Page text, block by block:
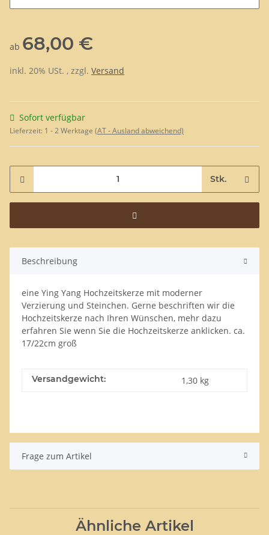
ab 68,00 €
inkl. 20% USt. , zzgl. Versand
Sofort verfügbar
Lieferzeit: 1 - 2 Werktage (AT - Ausland abweichend)
Stk.
Beschreibung
eine Ying Yang Hochzeitskerze mit moderner
Verzierung und Steinchen. Gerne beschriften wir die
Hochzeitskerze nach Ihren Wünschen, mehr dazu
erfahren Sie wenn Sie die Hochzeitskerze anklicken. ca.
17/22cm groß
Versandgewicht: 1,30 kg
Frage zum Artikel
Ähnliche Artikel